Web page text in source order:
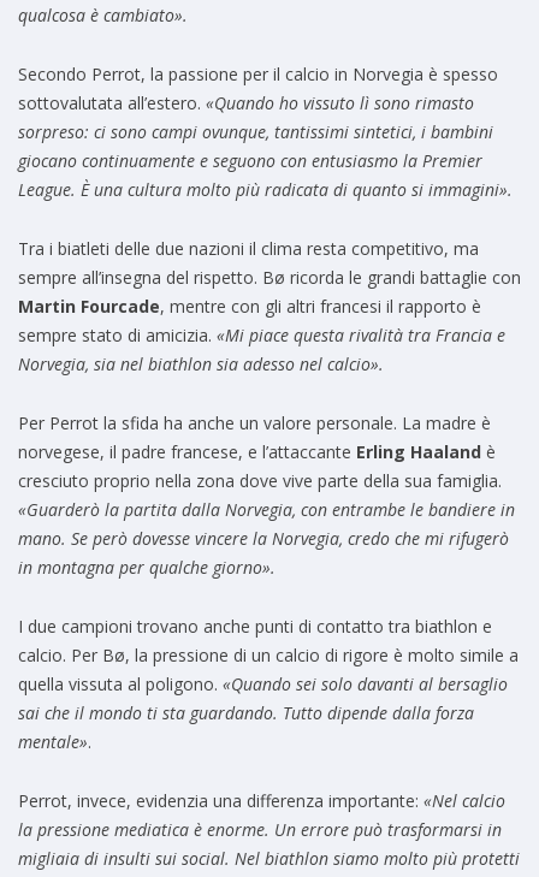
qualcosa è cambiato».
Secondo Perrot, la passione per il calcio in Norvegia è spesso
sottovalutata all’estero. «Quando ho vissuto lì sono rimasto
sorpreso: ci sono campi ovunque, tantissimi sintetici, i bambini
giocano continuamente e seguono con entusiasmo la Premier
League. È una cultura molto più radicata di quanto si immagini».
Tra i biatleti delle due nazioni il clima resta competitivo, ma
sempre all’insegna del rispetto. Bø ricorda le grandi battaglie con
Martin Fourcade, mentre con gli altri francesi il rapporto è
sempre stato di amicizia. «Mi piace questa rivalità tra Francia e
Norvegia, sia nel biathlon sia adesso nel calcio».
Per Perrot la sfida ha anche un valore personale. La madre è
norvegese, il padre francese, e l’attaccante Erling Haaland è
cresciuto proprio nella zona dove vive parte della sua famiglia.
«Guarderò la partita dalla Norvegia, con entrambe le bandiere in
mano. Se però dovesse vincere la Norvegia, credo che mi rifugerò
in montagna per qualche giorno».
I due campioni trovano anche punti di contatto tra biathlon e
calcio. Per Bø, la pressione di un calcio di rigore è molto simile a
quella vissuta al poligono. «Quando sei solo davanti al bersaglio
sai che il mondo ti sta guardando. Tutto dipende dalla forza
mentale».
Perrot, invece, evidenzia una differenza importante: «Nel calcio
la pressione mediatica è enorme. Un errore può trasformarsi in
migliaia di insulti sui social. Nel biathlon siamo molto più protetti